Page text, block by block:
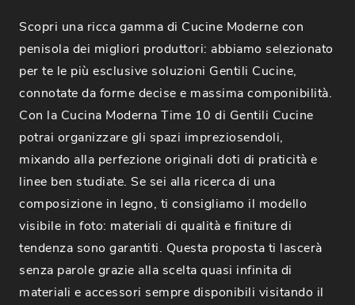
Scopri una ricca gamma di Cucine Moderne con
penisola dei migliori produttori: abbiamo selezionato
per te le più esclusive soluzioni Gentili Cucine,
connotate da forme decise e massima componibilità.
Con la Cucina Moderna Time 10 di Gentili Cucine
potrai organizzare gli spazi impreziosendoli,
mixando alla perfezione originali doti di praticità e
linee ben studiate. Se sei alla ricerca di una
composizione in legno, ti consigliamo il modello
visibile in foto: materiali di qualità e finiture di
tendenza sono garantiti. Questa proposta ti lascerà
senza parole grazie alla scelta quasi infinita di
materiali e accessori sempre disponibili visitando il